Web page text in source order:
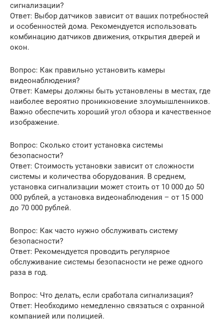
сигнализации?
Ответ: Выбор датчиков зависит от ваших потребностей
и особенностей дома. Рекомендуется использовать
комбинацию датчиков движения, открытия дверей и
окон.
Вопрос: Как правильно установить камеры
видеонаблюдения?
Ответ: Камеры должны быть установлены в местах, где
наиболее вероятно проникновение злоумышленников.
Важно обеспечить хороший угол обзора и качественное
изображение.
Вопрос: Сколько стоит установка системы
безопасности?
Ответ: Стоимость установки зависит от сложности
системы и количества оборудования. В среднем,
установка сигнализации может стоить от 10 000 до 50
000 рублей, а установка видеонаблюдения – от 15 000
до 70 000 рублей.
Вопрос: Как часто нужно обслуживать систему
безопасности?
Ответ: Рекомендуется проводить регулярное
обслуживание системы безопасности не реже одного
раза в год.
Вопрос: Что делать, если сработала сигнализация?
Ответ: Необходимо немедленно связаться с охранной
компанией или полицией.